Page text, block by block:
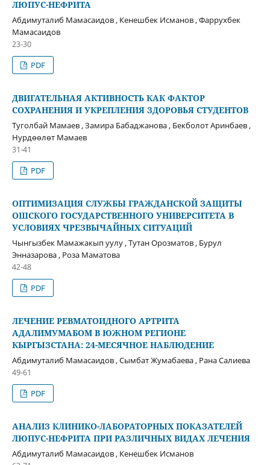
ЛЮПУС-НЕФРИТА
Абдимуталиб Мамасаидов , Кенешбек Исманов , Фаррухбек
Мамасаидов
23-30
PDF
ДВИГАТЕЛЬНАЯ АКТИВНОСТЬ КАК ФАКТОР
СОХРАНЕНИЯ И УКРЕПЛЕНИЯ ЗДОРОВЬЯ СТУДЕНТОВ
Туголбай Мамаев , Замира Бабаджанова , Бекболот Аринбаев ,
Нурдөөлөт Мамаев
31-41
PDF
ОПТИМИЗАЦИЯ СЛУЖБЫ ГРАЖДАНСКОЙ ЗАЩИТЫ
ОШСКОГО ГОСУДАРСТВЕННОГО УНИВЕРСИТЕТА В
УСЛОВИЯХ ЧРЕЗВЫЧАЙНЫХ СИТУАЦИЙ
Чынгызбек Мамажакып уулу , Тутан Орозматов , Бурул
Энназарова , Роза Маматова
42-48
PDF
ЛЕЧЕНИЕ РЕВМАТОИДНОГО АРТРИТА
АДАЛИМУМАБОМ В ЮЖНОМ РЕГИОНЕ
КЫРГЫЗСТАНА: 24-МЕСЯЧНОЕ НАБЛЮДЕНИЕ
Абдимуталиб Мамасаидов , Сымбат Жумабаева , Рана Салиева
49-61
PDF
АНАЛИЗ КЛИНИКО-ЛАБОРАТОРНЫХ ПОКАЗАТЕЛЕЙ
ЛЮПУС-НЕФРИТА ПРИ РАЗЛИЧНЫХ ВИДАХ ЛЕЧЕНИЯ
Абдимуталиб Мамасаидов , Кенешбек Исманов